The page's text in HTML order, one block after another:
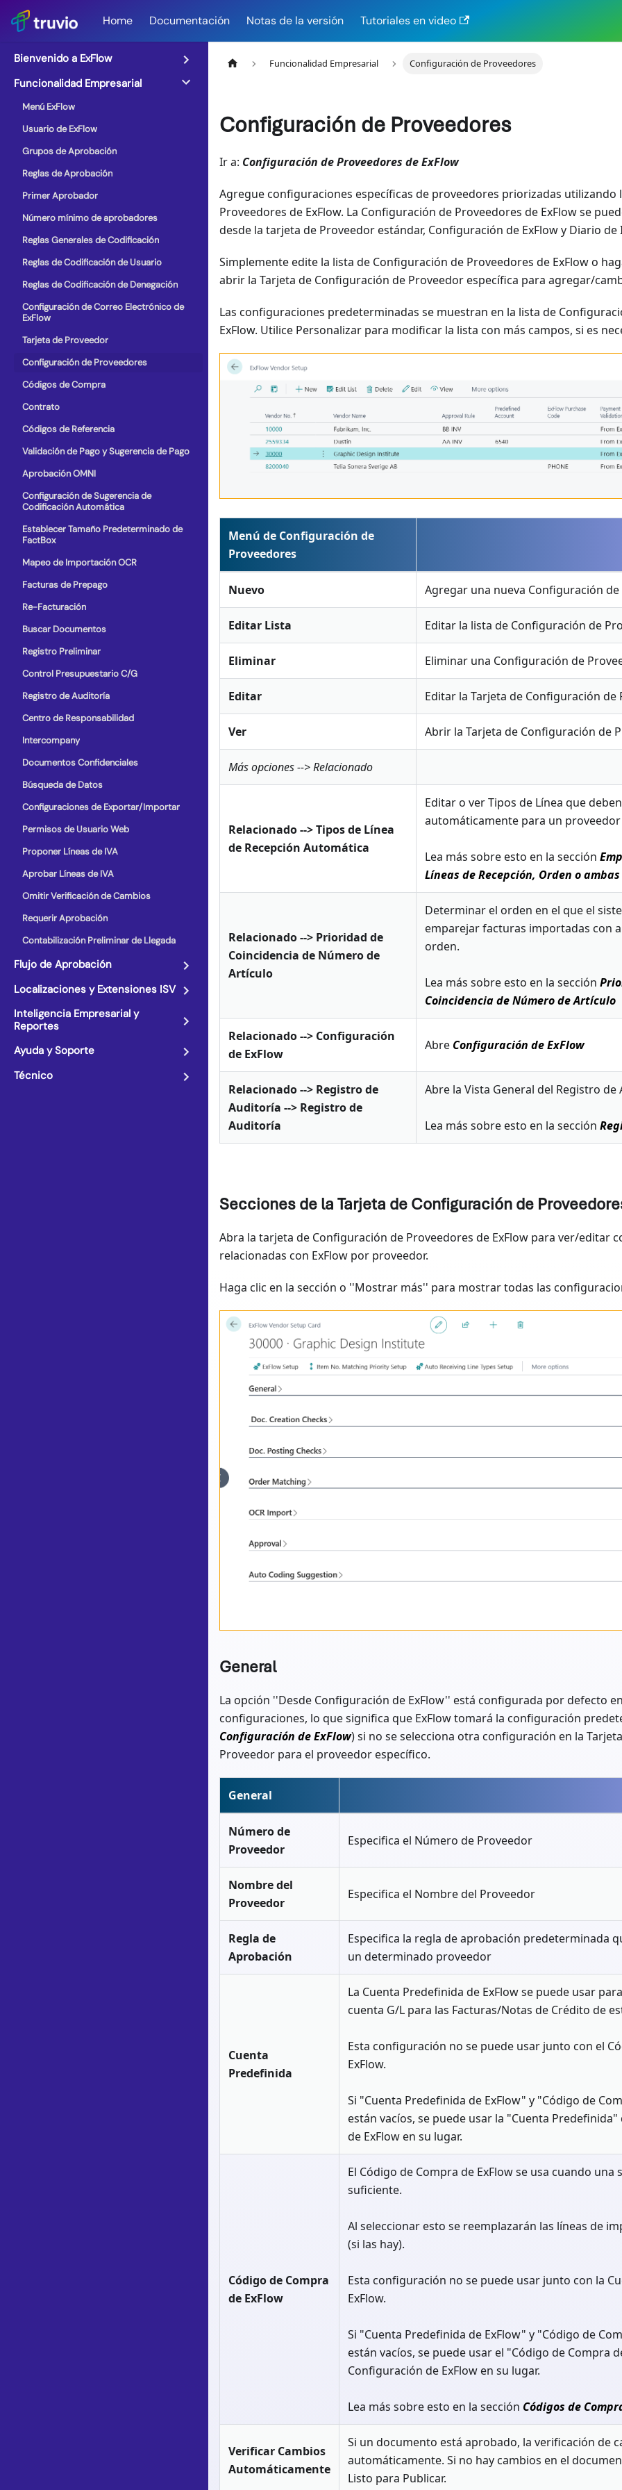
Home Documentación Notas de la versión Tutoriales en video
Bienvenido a ExFlow
Funcionalidad Empresarial
Menú ExFlow
Usuario de ExFlow
Grupos de Aprobación
Reglas de Aprobación
Primer Aprobador
Número mínimo de aprobadores
Reglas Generales de Codificación
Reglas de Codificación de Usuario
Reglas de Codificación de Denegación
Configuración de Correo Electrónico de
ExFlow
Tarjeta de Proveedor
Configuración de Proveedores
Códigos de Compra
Contrato
Códigos de Referencia
Validación de Pago y Sugerencia de Pago
Aprobación OMNI
Configuración de Sugerencia de
Codificación Automática
Establecer Tamaño Predeterminado de
FactBox
Mapeo de Importación OCR
Facturas de Prepago
Re-Facturación
Buscar Documentos
Registro Preliminar
Control Presupuestario C/G
Registro de Auditoría
Centro de Responsabilidad
Intercompany
Documentos Confidenciales
Búsqueda de Datos
Configuraciones de Exportar/Importar
Permisos de Usuario Web
Proponer Líneas de IVA
Aprobar Líneas de IVA
Omitir Verificación de Cambios
Requerir Aprobación
Contabilización Preliminar de Llegada
Flujo de Aprobación
Localizaciones y Extensiones ISV
Inteligencia Empresarial y
Reportes
Ayuda y Soporte
Técnico
Funcionalidad Empresarial Configuración de Proveedores
Configuración de Proveedores
Ir a: Configuración de Proveedores de ExFlow
Agregue configuraciones específicas de proveedores priorizadas utilizando
Proveedores de ExFlow. La Configuración de Proveedores de ExFlow se
desde la tarjeta de Proveedor estándar, Configuración de ExFlow y Diario
Simplemente edite la lista de Configuración de Proveedores de ExFlow o haga
abrir la Tarjeta de Configuración de Proveedor específica para agregar/
Las configuraciones predeterminadas se muestran en la lista de
ExFlow. Utilice Personalizar para modificar la lista con más campos, si es
Menú de Configuración de
Proveedores
Nuevo Agregar una nueva Configuración
Editar Lista Editar la lista de Configuración de
Eliminar Eliminar una Configuración de
Editar Editar la Tarjeta de Configuración de
Ver Abrir la Tarjeta de Configuración de
Más opciones --> Relacionado
Relacionado --> Tipos de Línea
de Recepción Automática
Editar o ver Tipos de Línea que
automáticamente para un
Lea más sobre esto en la sección
Líneas de Recepción, Orden o
Relacionado --> Prioridad de
Coincidencia de Número de
Artículo
Determinar el orden en el que el
emparejar facturas importadas con
orden.
Lea más sobre esto en la sección
Coincidencia de Número de Artículo
Relacionado --> Configuración
de ExFlow
Abre Configuración de ExFlow
Relacionado --> Registro de
Auditoría --> Registro de
Auditoría
Abre la Vista General del Registro de
Lea más sobre esto en la sección
Secciones de la Tarjeta de Configuración de
Abra la tarjeta de Configuración de Proveedores de ExFlow para ver/editar
relacionadas con ExFlow por proveedor.
Haga clic en la sección o ''Mostrar más'' para mostrar todas las
General
La opción ''Desde Configuración de ExFlow'' está configurada por defecto
configuraciones, lo que significa que ExFlow tomará la configuración
Configuración de ExFlow) si no se selecciona otra configuración en la
Proveedor para el proveedor específico.
General
Número de
Proveedor
Especifica el Número de Proveedor
Nombre del
Proveedor
Especifica el Nombre del Proveedor
Regla de
Aprobación
Especifica la regla de aprobación predeterminada
un determinado proveedor
Cuenta
Predefinida
La Cuenta Predefinida de ExFlow se puede usar
cuenta G/L para las Facturas/Notas de Crédito de
Esta configuración no se puede usar junto con el
ExFlow.
Si "Cuenta Predefinida de ExFlow" y "Código de
están vacíos, se puede usar la "Cuenta
de ExFlow en su lugar.
Código de Compra
de ExFlow
El Código de Compra de ExFlow se usa cuando una
suficiente.
Al seleccionar esto se reemplazarán las líneas de
(si las hay).
Esta configuración no se puede usar junto con la
ExFlow.
Si "Cuenta Predefinida de ExFlow" y "Código de
están vacíos, se puede usar el "Código de Compra
Configuración de ExFlow en su lugar.
Lea más sobre esto en la sección Códigos de
Verificar Cambios
Automáticamente
Si un documento está aprobado, la verificación de
automáticamente. Si no hay cambios en el
Listo para Publicar.